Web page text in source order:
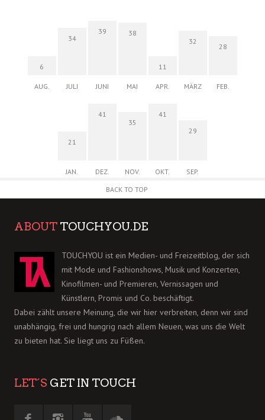
6
AUG.
34
JULI
39
JUNI
38
MAI
11
APR.
32
MÄRZ
28
FEB.
21
JAN.
41
DEZ.
35
NOV.
41
OKT.
29
SEP.
BACK TO TOP
ABOUT TOUCHYOU.DE
TOUCHYOU ist ein Medien- und Freizeitblog, der sich
mit Mode und Fashionshows, Musik und Konzerten,
Kinofilmen- und Premieren, Vernissagen und
Künstlern, Promis und Co. beschäftigt.
Dabei zählt unsere Meinung, die wir hier verbreiten, denn wir sind
unabhängig, frei und hungrig nach allem Neuen, was uns die Welt
zu bieten hat. Sie liegt uns zu Füßen.
LET´S GET IN TOUCH